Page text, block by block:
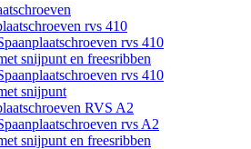
rvs 410
rvs 410
snijpunt en freesribben
rvs 410
snijpunt
RVS A2
rvs A2
snijpunt en freesribben